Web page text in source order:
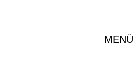
MENÜ